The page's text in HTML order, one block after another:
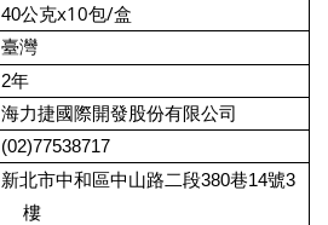
40公克x10包/盒
臺灣
2年
海力捷國際開發股份有限公司
(02)77538717
新北市中和區中山路二段380巷14號3
樓